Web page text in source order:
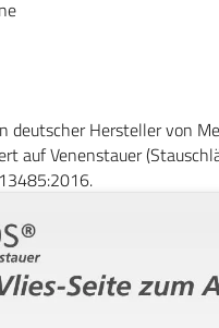
deutscher Hersteller von
auf Venenstauer